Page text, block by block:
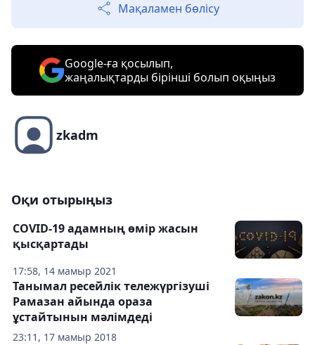
Мақаламен бөлісу
Google-ға қосылып,
жаңалықтарды бірінші болып оқыңыз
zkadm
Оқи отырыңыз
17:58, 14 мамыр 2021
COVID-19 адамның өмір жасын
қысқартады
23:11, 17 мамыр 2018
Танымал ресейлік тележүргізуші
Рамазан айында ораза
ұстайтынын мәлімдеді